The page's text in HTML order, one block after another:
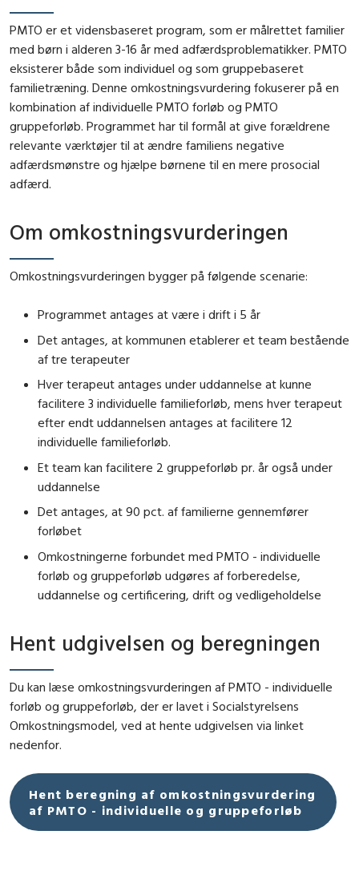
PMTO er et vidensbaseret program, som er målrettet familier
med børn i alderen 3-16 år med adfærdsproblematikker. PMTO
eksisterer både som individuel og som gruppebaseret
familietræning. Denne omkostningsvurdering fokuserer på en
kombination af individuelle PMTO forløb og PMTO
gruppeforløb. Programmet har til formål at give forældrene
relevante værktøjer til at ændre familiens negative
adfærdsmønstre og hjælpe børnene til en mere prosocial
adfærd.
Om omkostningsvurderingen
Omkostningsvurderingen bygger på følgende scenarie:
Programmet antages at være i drift i 5 år
Det antages, at kommunen etablerer et team bestående
af tre terapeuter
Hver terapeut antages under uddannelse at kunne
facilitere 3 individuelle familieforløb, mens hver terapeut
efter endt uddannelsen antages at facilitere 12
individuelle familieforløb.
Et team kan facilitere 2 gruppeforløb pr. år også under
uddannelse
Det antages, at 90 pct. af familierne gennemfører
forløbet
Omkostningerne forbundet med PMTO - individuelle
forløb og gruppeforløb udgøres af forberedelse,
uddannelse og certificering, drift og vedligeholdelse
Hent udgivelsen og beregningen
Du kan læse omkostningsvurderingen af PMTO - individuelle
forløb og gruppeforløb, der er lavet i Socialstyrelsens
Omkostningsmodel, ved at hente udgivelsen via linket
nedenfor.
Hent beregning af omkostningsvurdering
af PMTO - individuelle og gruppeforløb